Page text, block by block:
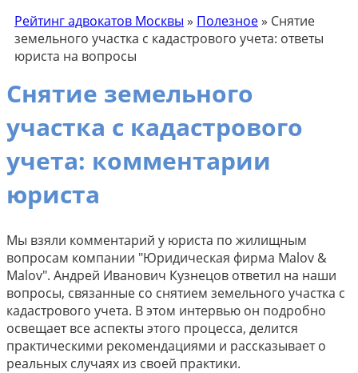
Рейтинг адвокатов Москвы » Полезное» Снятие
земельного участка с кадастрового учета: ответы
юриста на вопросы
Снятие земельного
участка с кадастрового
учета: комментарии
юриста
Мы взяли комментарий у юриста по жилищным
вопросам компании "Юридическая фирма Malov &
Malov". Андрей Иванович Кузнецов ответил на наши
вопросы, связанные со снятием земельного участка с
кадастрового учета. В этом интервью он подробно
освещает все аспекты этого процесса, делится
практическими рекомендациями и рассказывает о
реальных случаях из своей практики.